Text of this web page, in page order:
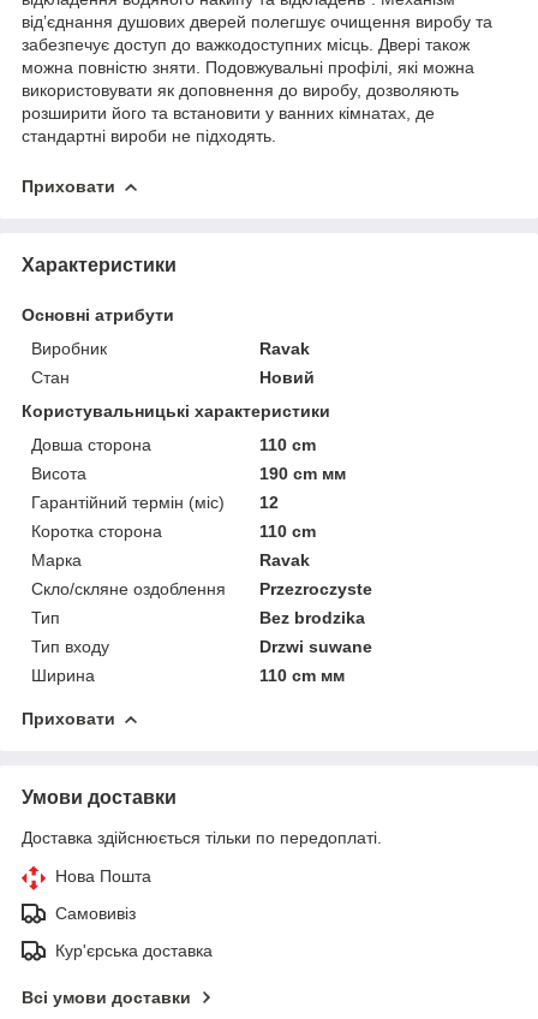
від’єднання душових дверей полегшує очищення виробу та
забезпечує доступ до важкодоступних місць. Двері також
можна повністю зняти. Подовжувальні профілі, які можна
використовувати як доповнення до виробу, дозволяють
розширити його та встановити у ванних кімнатах, де
стандартні вироби не підходять.
Приховати
Характеристики
Основні атрибути
Виробник
Ravak
Стан
Новий
Користувальницькі характеристики
Довша сторона
110 cm
Висота
190 cm мм
Гарантійний термін (міс)
12
Коротка сторона
110 cm
Марка
Ravak
Скло/скляне оздоблення
Przezroczyste
Тип
Bez brodzika
Тип входу
Drzwi suwane
Ширина
110 cm мм
Приховати
Умови доставки
Доставка здійснюється тільки по передоплаті.
Нова Пошта
Самовивіз
Кур'єрська доставка
Всі умови доставки